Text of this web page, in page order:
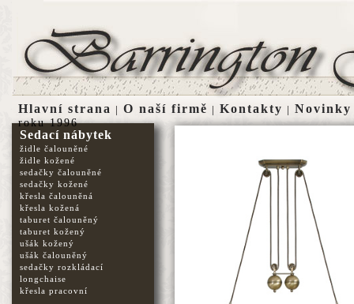
Sedací nábytek
židle čalouněné
židle kožené
sedačky čalouněné
sedačky kožené
křesla čalouněná
křesla kožená
taburet čalouněný
taburet kožený
ušák kožený
ušák čalouněný
sedačky rozkládací
longchaise
křesla pracovní
Hlavní strana | O naší firmě | Kontakty | Novinky
roku 1996